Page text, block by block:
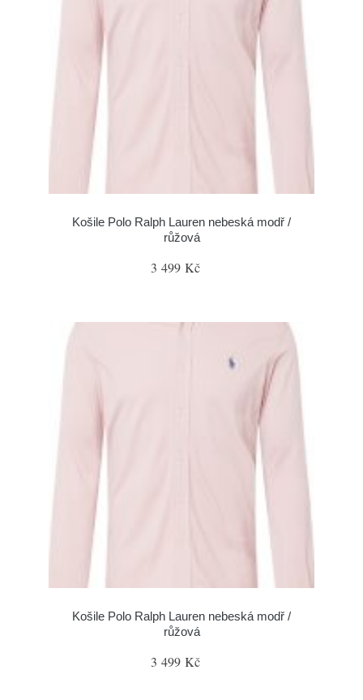
Košile Polo Ralph Lauren nebeská modř /
růžová
3 499 Kč
Košile Polo Ralph Lauren nebeská modř /
růžová
3 499 Kč